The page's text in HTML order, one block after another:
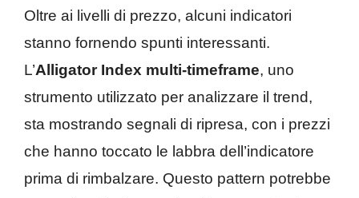
Oltre ai livelli di prezzo, alcuni indicatori
stanno fornendo spunti interessanti.
L’Alligator Index multi-timeframe, uno
strumento utilizzato per analizzare il trend,
sta mostrando segnali di ripresa, con i prezzi
che hanno toccato le labbra dell’indicatore
prima di rimbalzare. Questo pattern potrebbe